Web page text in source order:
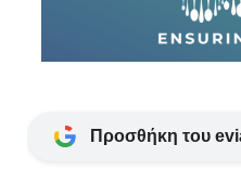
Προσθήκη του